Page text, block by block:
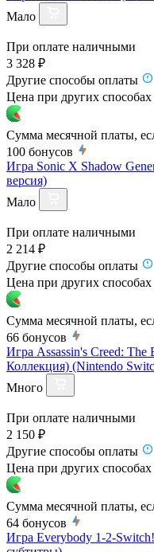
Мало
При оплате наличными
3 328 ₽
Другие способы оплаты
Цена при других
Сумма месячной платы,
100 бонусов
Игра Sonic X Shadow
версия)
Мало
При оплате наличными
2 214 ₽
Другие способы оплаты
Цена при других
Сумма месячной платы,
66 бонусов
Игра Assassin's Creed:
Коллекция) (Nintendo
Много
При оплате наличными
2 150 ₽
Другие способы оплаты
Цена при других
Сумма месячной платы,
64 бонусов
Игра Everybody 1-2-